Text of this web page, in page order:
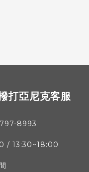
打亞尼克客服
8993
/ 13:30~18:00